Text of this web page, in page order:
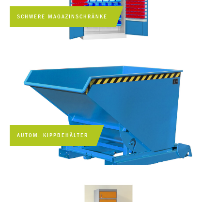
SCHWERE MAGAZINSCHRÄNKE
AUTOM. KIPPBEHÄLTER